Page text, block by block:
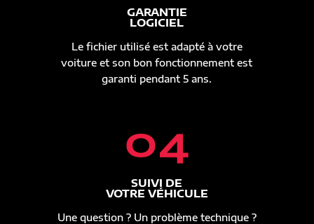
GARANTIE
LOGICIEL
Le fichier utilisé est adapté à votre
voiture et son bon fonctionnement est
garanti pendant 5 ans.
04
SUIVI DE
VOTRE VÉHICULE
Une question ? Un problème technique ?